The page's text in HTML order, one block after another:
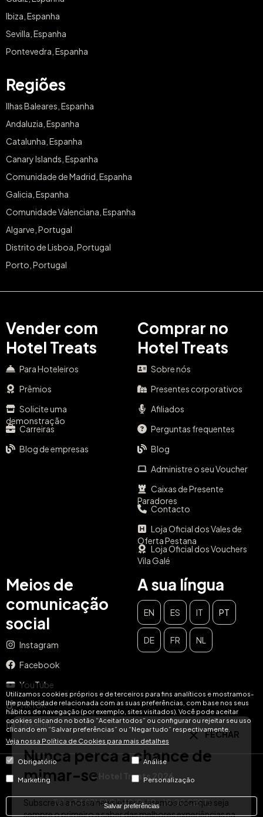
Utilizamos cookies próprios e de terceiros para fins analíticos e mostramos-
lhe publicidade relacionada com as suas preferências, com base nos seus
hábitos de navegação (por exemplo, sites visitados). Você pode aceitar
cookies clicando no botão “Aceitar todos” ou configurar ou rejeitar seu uso
clicando em “Salvar preferências” ou “Negar tudo” respectivamente.
Veja nossa Política de Cookies para mais detalhes
Obrigatório Análise
Marketing Personalização
Salvar preferências
Ibiza, Espanha
Sevilla, Espanha
Pontevedra, Espanha
Regiões
Ilhas Baleares, Espanha
Andaluzia, Espanha
Catalunha, Espanha
Canary Islands, Espanha
Comunidade de Madrid, Espanha
Galicia, Espanha
Comunidade Valenciana, Espanha
Algarve, Portugal
Distrito de Lisboa, Portugal
Porto, Portugal
Vender com
Hotel Treats
Para Hoteleiros
Prêmios
Solicite uma
demonstração
Carreiras
Blog de empresas
Comprar no
Hotel Treats
Sobre nós
Presentes corporativos
Afiliados
Perguntas frequentes
Blog
Administre o seu Voucher
Caixas de Presente
Paradores
Contacto
Loja Oficial dos Vales de
Oferta Pestana
Loja Oficial dos Vouchers
Vila Galé
Meios de
comunicação
social
Instagram
Facebook
YouTube
TikTok
LinkedIn
A sua língua
EN ES IT PT
DE FR NL
© Hotel Treats 2026
Tel: +34 871 51 00 40 (9:00 - 19:00 CEST)
FECHAR
Nunca perca a chance de
mimar-se
Subscreva a nossa newsletter e faremos com que seja
sempre o primeiro a saber das melhores experiências na
sua região. Iremos informá-lo sobre todos os sorteios e
promoções exclusivas para os nossos assinantes!
Email
SUBSCREVER